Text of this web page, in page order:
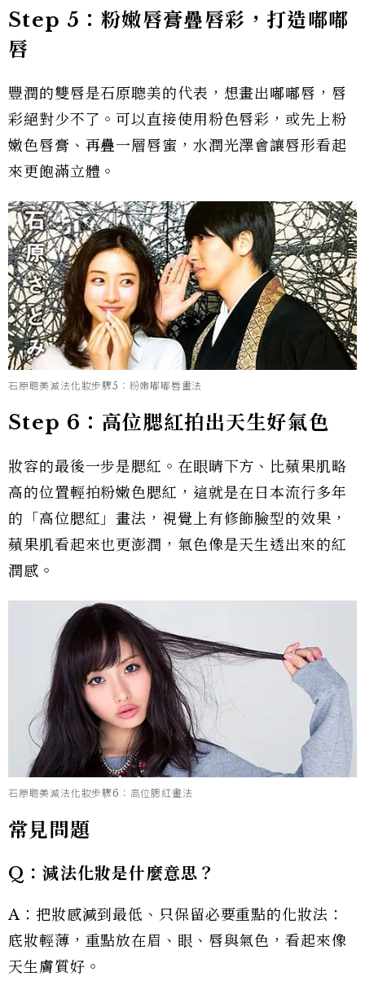
Step 5：粉嫩唇膏疊唇彩，打造嘟嘟
唇
豐潤的雙唇是石原聰美的代表，想畫出嘟嘟唇，唇
彩絕對少不了。可以直接使用粉色唇彩，或先上粉
嫩色唇膏、再疊一層唇蜜，水潤光澤會讓唇形看起
來更飽滿立體。
石原聰美減法化妝步驟5：粉嫩嘟嘟唇畫法
Step 6：高位腮紅拍出天生好氣色
妝容的最後一步是腮紅。在眼睛下方、比蘋果肌略
高的位置輕拍粉嫩色腮紅，這就是在日本流行多年
的「高位腮紅」畫法，視覺上有修飾臉型的效果，
蘋果肌看起來也更澎潤，氣色像是天生透出來的紅
潤感。
石原聰美減法化妝步驟6：高位腮紅畫法
常見問題
Q：減法化妝是什麼意思？
A：把妝感減到最低、只保留必要重點的化妝法：
底妝輕薄，重點放在眉、眼、唇與氣色，看起來像
天生膚質好。